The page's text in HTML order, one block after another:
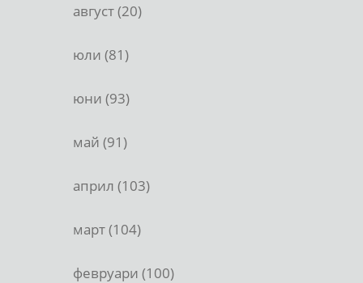
август (20)
юли (81)
юни (93)
май (91)
април (103)
март (104)
февруари (100)